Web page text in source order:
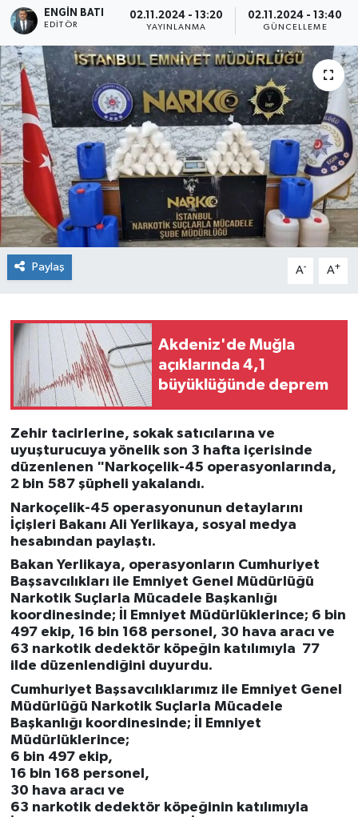
ENGIN BATI
EDITÖR
02.11.2024 - 13:20
YAYINLANMA
02.11.2024 - 13:40
GÜNCELLEME
Paylaş A- A+
Akdeniz'de Muğla
açıklarında 4,1
büyüklüğünde deprem
Zehir tacirlerine, sokak satıcılarına ve
uyuşturucuya yönelik son 3 hafta içerisinde
düzenlenen "Narkoçelik-45 operasyonlarında,
2 bin 587 şüpheli yakalandı.
Narkoçelik-45 operasyonunun detaylarını
İçişleri Bakanı Ali Yerlikaya, sosyal medya
hesabından paylaştı.
Bakan Yerlikaya, operasyonların Cumhuriyet
Başsavcılıkları ile Emniyet Genel Müdürlüğü
Narkotik Suçlarla Mücadele Başkanlığı
koordinesinde; İl Emniyet Müdürlüklerince; 6 bin
497 ekip, 16 bin 168 personel, 30 hava aracı ve
63 narkotik dedektör köpeğin katılımıyla 77
ilde düzenlendiğini duyurdu.
Cumhuriyet Başsavcılıklarımız ile Emniyet Genel
Müdürlüğü Narkotik Suçlarla Mücadele
Başkanlığı koordinesinde; İl Emniyet
Müdürlüklerince;
6 bin 497 ekip,
16 bin 168 personel,
30 hava aracı ve
63 narkotik dedektör köpeğinin katılımıyla